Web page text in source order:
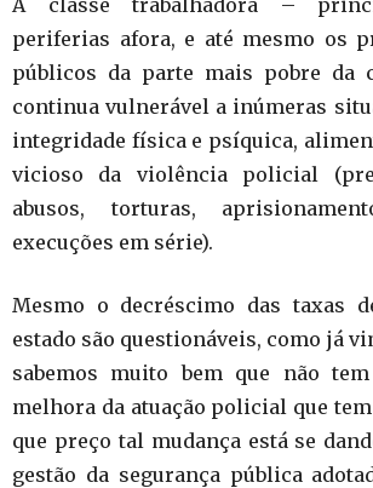
A classe trabalhadora –
periferias afora, e até mesmo os
públicos da parte mais pobre da
continua vulnerável a inúmeras
integridade física e psíquica,
vicioso da violência policial
abusos, torturas,
execuções em série).
Mesmo o decréscimo das taxas
estado são questionáveis, como já
sabemos muito bem que não
melhora da atuação policial que
que preço tal mudança está se
gestão da segurança pública